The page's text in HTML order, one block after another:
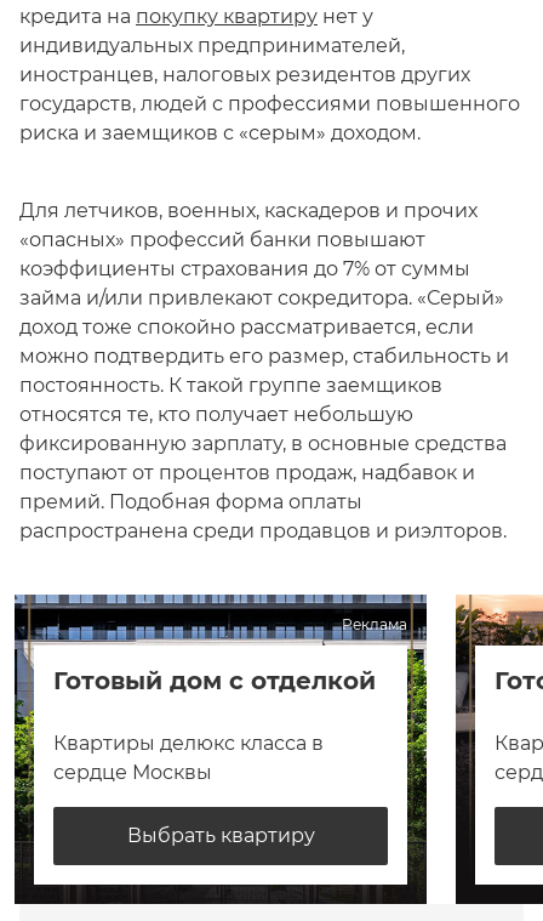
кредита на покупку квартиру нет у
индивидуальных предпринимателей,
иностранцев, налоговых резидентов других
государств, людей с профессиями повышенного
риска и заемщиков с «серым» доходом.
Для летчиков, военных, каскадеров и прочих
«опасных» профессий банки повышают
коэффициенты страхования до 7% от суммы
займа и/или привлекают сокредитора. «Серый»
доход тоже спокойно рассматривается, если
можно подтвердить его размер, стабильность и
постоянность. К такой группе заемщиков
относятся те, кто получает небольшую
фиксированную зарплату, в основные средства
поступают от процентов продаж, надбавок и
премий. Подобная форма оплаты
распространена среди продавцов и риэлторов.
Реклама
Готовый дом с отделкой
Квартиры делюкс класса в
сердце Москвы
Выбрать квартиру